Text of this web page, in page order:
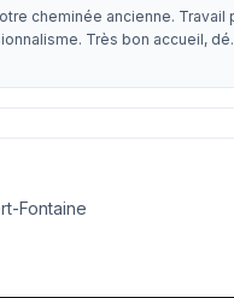
cheminée ancienne. Travail
Très bon accueil,
Fontaine